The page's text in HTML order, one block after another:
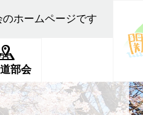
ホームページです
部会